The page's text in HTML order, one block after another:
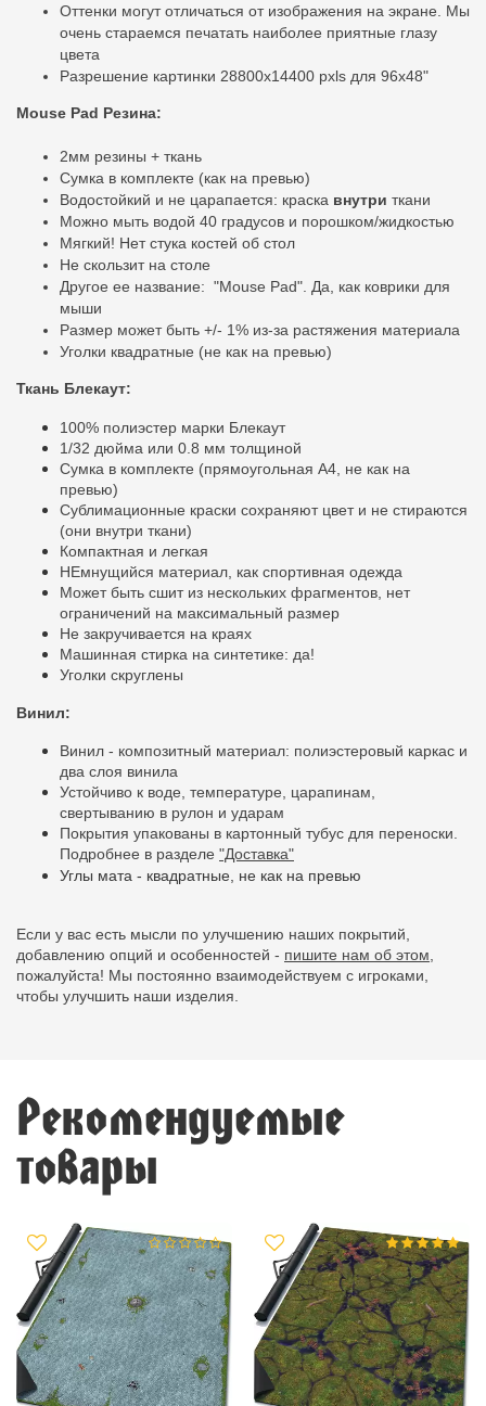
Оттенки могут отличаться от изображения на экране. Мы
очень стараемся печатать наиболее приятные глазу
цвета
Разрешение картинки 28800x14400 pxls для 96x48"
Mouse Pad Резина:
2мм резины + ткань
Сумка в комплекте (как на превью)
Водостойкий и не царапается: краска внутри ткани
Можно мыть водой 40 градусов и порошком/жидкостью
Мягкий! Нет стука костей об стол
Не скользит на столе
Другое ее название: "Mouse Pad". Да, как коврики для
мыши
Размер может быть +/- 1% из-за растяжения материала
Уголки квадратные (не как на превью)
Ткань Блекаут:
100% полиэстер марки Блекаут
1/32 дюйма или 0.8 мм толщиной
Сумка в комплекте (прямоугольная A4, не как на
превью)
Сублимационные краски сохраняют цвет и не стираются
(они внутри ткани)
Компактная и легкая
НЕмнущийся материал, как спортивная одежда
Может быть сшит из нескольких фрагментов, нет
ограничений на максимальный размер
Не закручивается на краях
Машинная стирка на синтетике: да!
Уголки скруглены
Винил:
Винил - композитный материал: полиэстеровый каркас и
два слоя винила
Устойчиво к воде, температуре, царапинам,
свертыванию в рулон и ударам
Покрытия упакованы в картонный тубус для переноски.
Подробнее в разделе "Доставка"
Углы мата - квадратные, не как на превью
Если у вас есть мысли по улучшению наших покрытий,
добавлению опций и особенностей - пишите нам об этом,
пожалуйста! Мы постоянно взаимодействуем с игроками,
чтобы улучшить наши изделия.
Рекомендуемые
товары